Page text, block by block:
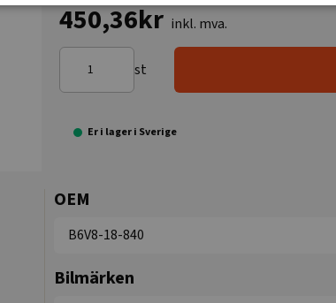
450,36kr inkl. mva.
st
Er i lager i Sverige
OEM
B6V8-18-840
Bilmärken